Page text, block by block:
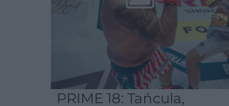
PRIME 18: Tańcula,